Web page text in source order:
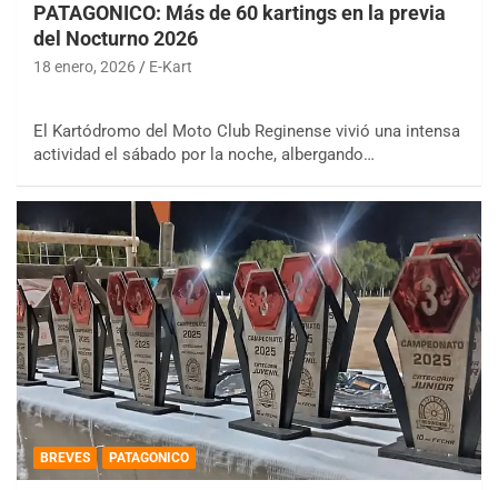
PATAGONICO: Más de 60 kartings en la previa
del Nocturno 2026
18 enero, 2026 E-Kart
El Kartódromo del Moto Club Reginense vivió una intensa
actividad el sábado por la noche, albergando…
BREVES PATAGONICO